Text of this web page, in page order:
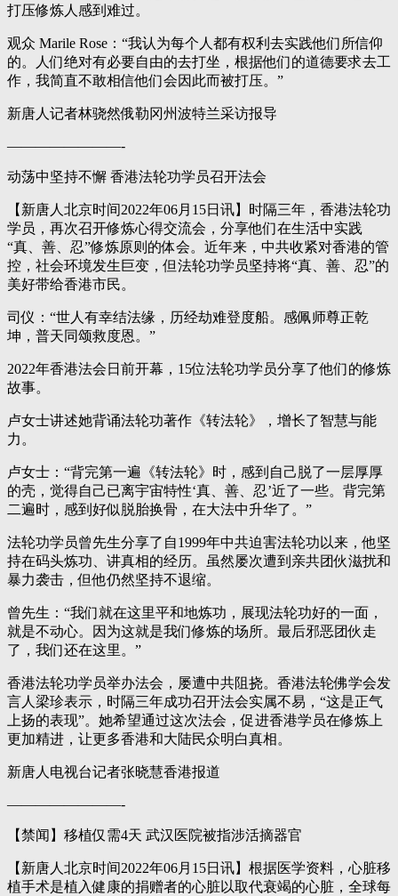
打压修炼人感到难过。
观众 Marile Rose：“我认为每个人都有权利去实践他们所信仰
的。人们绝对有必要自由的去打坐，根据他们的道德要求去工
作，我简直不敢相信他们会因此而被打压。”
新唐人记者林骁然俄勒冈州波特兰采访报导
————————-
动荡中坚持不懈 香港法轮功学员召开法会
【新唐人北京时间2022年06月15日讯】时隔三年，香港法轮功
学员，再次召开修炼心得交流会，分享他们在生活中实践
“真、善、忍”修炼原则的体会。近年来，中共收紧对香港的管
控，社会环境发生巨变，但法轮功学员坚持将“真、善、忍”的
美好带给香港市民。
司仪：“世人有幸结法缘，历经劫难登度船。感佩师尊正乾
坤，普天同颂救度恩。”
2022年香港法会日前开幕，15位法轮功学员分享了他们的修炼
故事。
卢女士讲述她背诵法轮功著作《转法轮》，增长了智慧与能
力。
卢女士：“背完第一遍《转法轮》时，感到自己脱了一层厚厚
的壳，觉得自己已离宇宙特性‘真、善、忍’近了一些。背完第
二遍时，感到好似脱胎换骨，在大法中升华了。”
法轮功学员曾先生分享了自1999年中共迫害法轮功以来，他坚
持在码头炼功、讲真相的经历。虽然屡次遭到亲共团伙滋扰和
暴力袭击，但他仍然坚持不退缩。
曾先生：“我们就在这里平和地炼功，展现法轮功好的一面，
就是不动心。因为这就是我们修炼的场所。最后邪恶团伙走
了，我们还在这里。”
香港法轮功学员举办法会，屡遭中共阻挠。香港法轮佛学会发
言人梁珍表示，时隔三年成功召开法会实属不易，“这是正气
上扬的表现”。她希望通过这次法会，促进香港学员在修炼上
更加精进，让更多香港和大陆民众明白真相。
新唐人电视台记者张晓慧香港报道
————————-
【禁闻】移植仅需4天 武汉医院被指涉活摘器官
【新唐人北京时间2022年06月15日讯】根据医学资料，⼼脏移
植⼿术是植入健康的捐赠者的⼼脏以取代衰竭的⼼脏，全球每